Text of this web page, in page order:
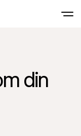
din
payments right on
Online payments
Accept and manage
payments